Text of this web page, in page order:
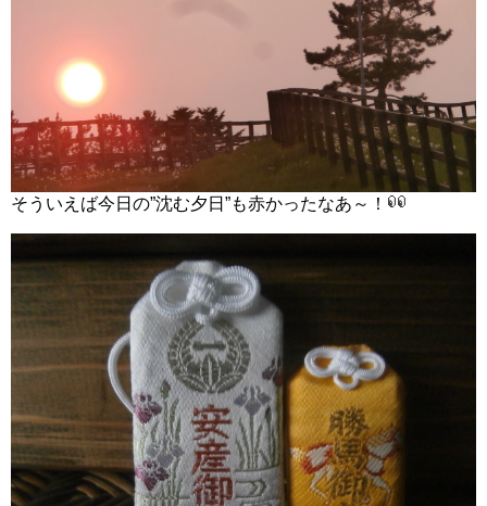
そういえば今日の”沈む夕日”も赤かったなあ～！